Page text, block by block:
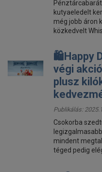
kutyaeledelt
még jobb áron
közkedvelt
🛍️Happy
végi
plusz
Publikálás:
Csokorba
mindent
téged pedig